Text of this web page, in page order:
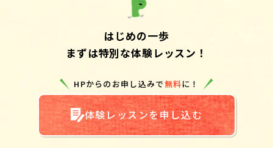
はじめの一歩
まずは特別な体験レッスン！
HPからのお申し込みで無料に！
体験レッスンを申し込む